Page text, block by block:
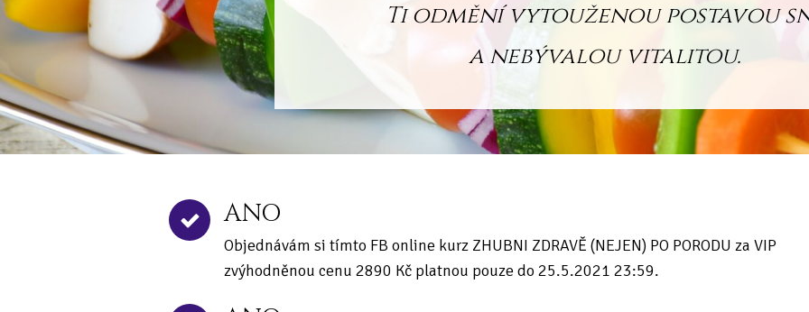
Ti odmění vytouženou postavou
a nebývalou vitalitou.
ANO
Objednávám si tímto FB online kurz ZHUBNI ZDRAVĚ (NEJEN) PO PORODU za VIP
zvýhodněnou cenu 2890 Kč platnou pouze do 25.5.2021 23:59.